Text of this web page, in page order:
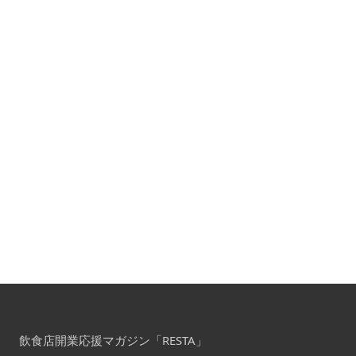
飲食店開業応援マガジン「RESTA」